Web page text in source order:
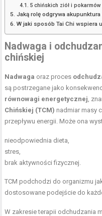
5 chińskich ziół i
Jaką rolę odgrywa
W jaki sposób Tai Chi wspiera
Nadwaga i
chińskiej
Nadwaga oraz proces
są postrzegane jako
równowagi energetycznej ,
Chińskiej (TCM) nadmiar masy
przepływu energii. Może ona
nieodpowiednia dieta,
stres,
brak aktywności fizycznej
TCM podchodzi do organizmu
dostosowane podejście do
W zakresie terapii odchudzania